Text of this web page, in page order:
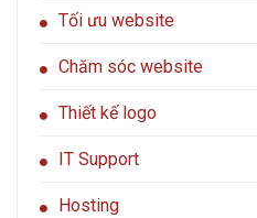
Tối ưu website
Chăm sóc website
Thiết kế logo
IT Support
Hosting